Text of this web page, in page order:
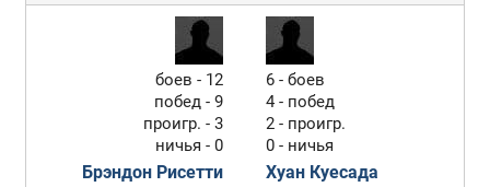
боев - 12
побед - 9
проигр. - 3
ничья - 0
Брэндон Рисетти
6 - боев
4 - побед
2 - проигр.
0 - ничья
Хуан Куесада